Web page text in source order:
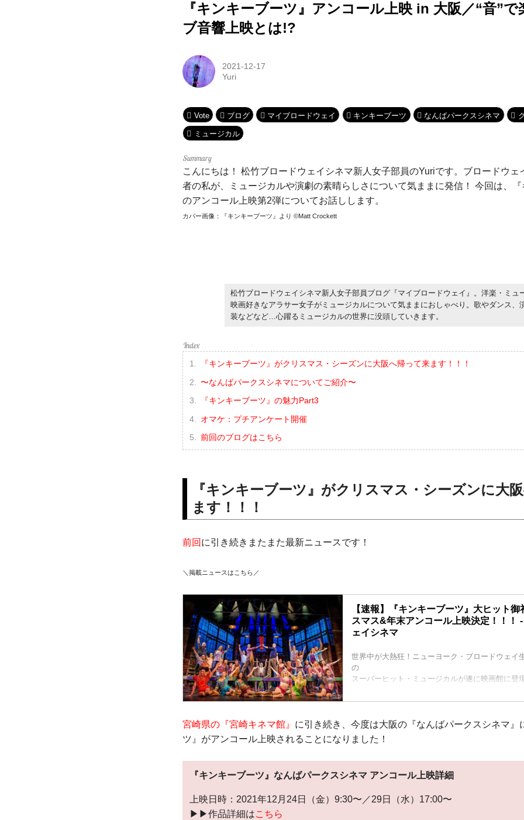
『キンキーブーツ』アンコール上映 in 大阪／“音”で
ブ音響上映とは!?
2021-12-17
Yuri
Vote ブログ マイブロードウェイ キンキーブーツ なんばパークスシネマ
ミュージカル
こんにちは！ 松竹ブロードウェイシネマ新人女子部員のYuriです。ブロードウェ
者の私が、ミュージカルや演劇の素晴らしさについて気ままに発信！ 今回は、『
のアンコール上映第2弾についてお話しします。
カバー画像：『キンキーブーツ』より ©Matt Crockett
松竹ブロードウェイシネマ新人女子部員ブログ『マイブロードウェイ』。洋楽・ミュ
映画好きなアラサー女子がミュージカルについて気ままにおしゃべり。歌やダンス、
装などなど…心躍るミュージカルの世界に没頭していきます。
『キンキーブーツ』がクリスマス・シーズンに大阪へ帰って来ます！！！
〜なんばパークスシネマについてご紹介〜
『キンキーブーツ』の魅力Part3
オマケ：プチアンケート開催
前回のブログはこちら
『キンキーブーツ』がクリスマス・シーズンに大
ます！！！
前回 に引き続きまたまた最新ニュースです！
＼掲載ニュースはこちら／
【速報】『キンキーブーツ』大ヒット
スマス&年末アンコール上映決定！！！
ェイシネマ
世界中が大熱狂！ニューヨーク・ブロードウェイ
の
スーパーヒット・ミュージカルが遂に映画館に登
トニー賞®受賞作品大ヒット・ミュージカル、“本
実話を元にした映画『キンキーブーツ』から、ニ
ドウェイ界の明星、
ハーヴェイ・ファイアスタインの脚本とシンディ
大阪・なんばパークスシネマにて、高品質な音響
宮崎県の『宮崎キネマ館』 に引き続き、今度は大阪の『なんばパークスシネマ』
ツ』がアンコール上映されることになりました！
『キンキーブーツ』なんばパークスシネマ アンコール上映詳細
上映日時：2021年12月24日（金）9:30〜／29日（水）17:00〜
▶︎▶︎作品詳細はこちら